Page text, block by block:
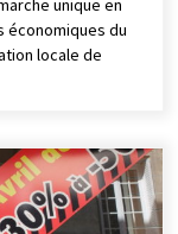
unique en
économiques du
locale de